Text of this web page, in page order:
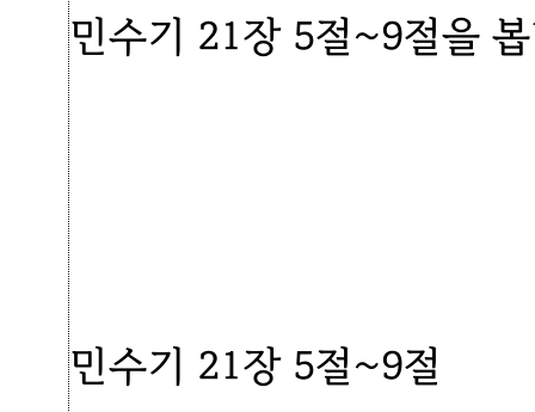
민수기 21장 5절~9절을
민수기 21장 5절~9절